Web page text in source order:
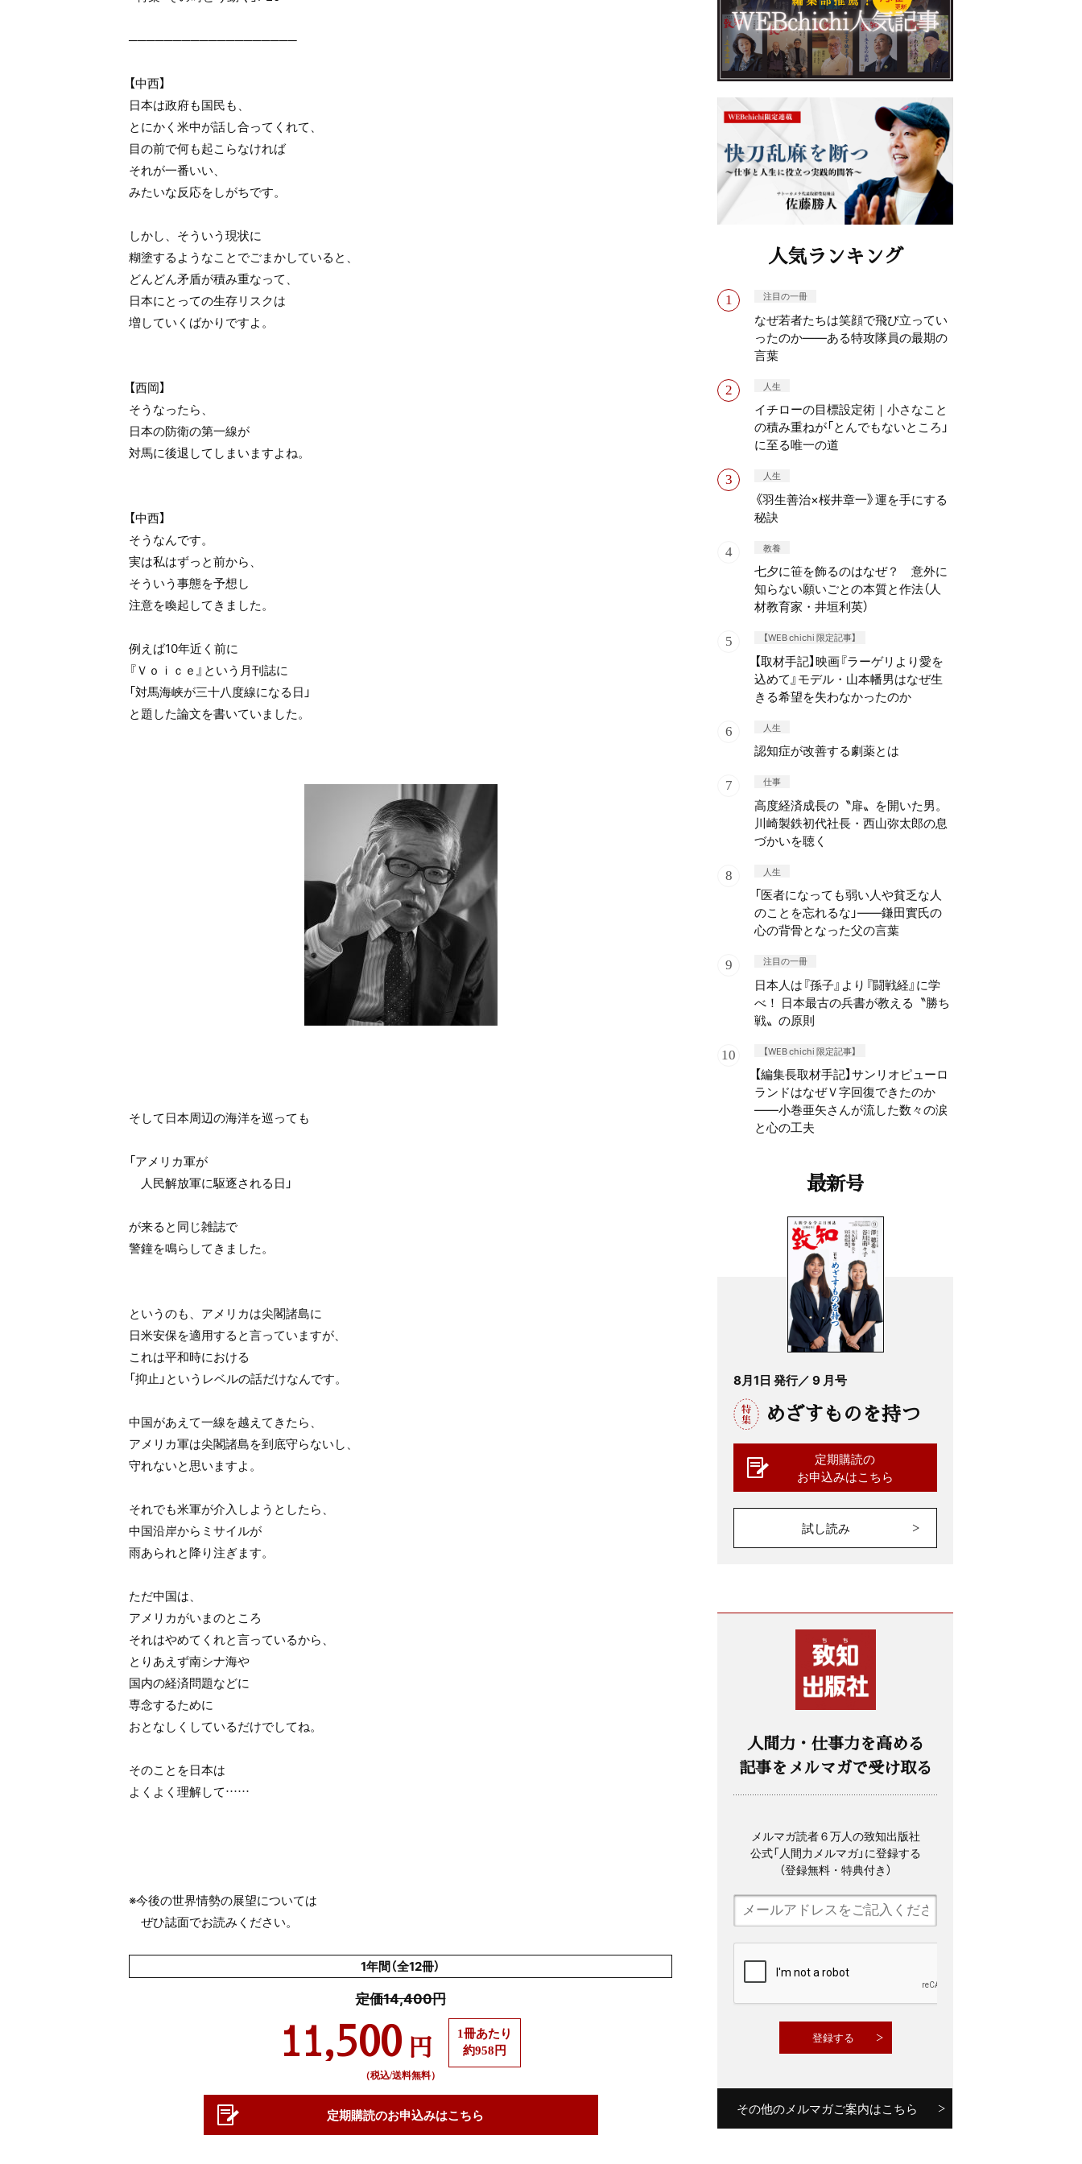
───────────────────
【中西】
日本は政府も国民も、
とにかく米中が話し合ってくれて、
目の前で何も起こらなければ
それが一番いい、
みたいな反応をしがちです。
しかし、そういう現状に
糊塗するようなことでごまかしていると、
どんどん矛盾が積み重なって、
日本にとっての生存リスクは
増していくばかりですよ。
【西岡】
そうなったら、
日本の防衛の第一線が
対馬に後退してしまいますよね。
【中西】
そうなんです。
実は私はずっと前から、
そういう事態を予想し
注意を喚起してきました。
例えば10年近く前に
『Ｖｏｉｃｅ』という月刊誌に
「対馬海峡が三十八度線になる日」
と題した論文を書いていました。
そして日本周辺の海洋を巡っても
「アメリカ軍が
人民解放軍に駆逐される日」
が来ると同じ雑誌で
警鐘を鳴らしてきました。
というのも、アメリカは尖閣諸島に
日米安保を適用すると言っていますが、
これは平和時における
「抑止」というレベルの話だけなんです。
中国があえて一線を越えてきたら、
アメリカ軍は尖閣諸島を到底守らないし、
守れないと思いますよ。
それでも米軍が介入しようとしたら、
中国沿岸からミサイルが
雨あられと降り注ぎます。
ただ中国は、
アメリカがいまのところ
それはやめてくれと言っているから、
とりあえず南シナ海や
国内の経済問題などに
専念するために
おとなしくしているだけでしてね。
そのことを日本は
よくよく理解して……
※今後の世界情勢の展望については
ぜひ誌面でお読みください。
1年間（全12冊）
定価14,400円
11,500 円
1冊あたり
約958円
（税込/送料無料）
定期購読のお申込みはこちら
人気ランキング
注目の一冊
なぜ若者たちは笑顔で飛び立ってい
ったのか——ある特攻隊員の最期の
言葉
人生
イチローの目標設定術｜小さなこと
の積み重ねが「とんでもないところ」
に至る唯一の道
人生
《羽生善治×桜井章一》運を手にする
秘訣
教養
七夕に笹を飾るのはなぜ？ 意外に
知らない願いごとの本質と作法（人
材教育家・井垣利英）
【WEB chichi 限定記事】
【取材手記】映画『ラーゲリより愛を
込めて』モデル・山本幡男はなぜ生
きる希望を失わなかったのか
人生
認知症が改善する劇薬とは
仕事
高度経済成長の〝扉〟を開いた男。
川崎製鉄初代社長・西山弥太郎の息
づかいを聴く
人生
「医者になっても弱い人や貧乏な人
のことを忘れるな」——鎌田實氏の
心の背骨となった父の言葉
注目の一冊
日本人は『孫子』より『闘戦経』に学
べ！ 日本最古の兵書が教える〝勝ち
戦〟の原則
【WEB chichi 限定記事】
【編集長取材手記】サンリオピューロ
ランドはなぜＶ字回復できたのか
——小巻亜矢さんが流した数々の涙
と心の工夫
最新号
8月1日 発行／ 9 月号
めざすものを持つ
定期購読の
お申込みはこちら
試し読み
人間力・仕事力を高める
記事をメルマガで受け取る
メルマガ読者６万人の致知出版社
公式「人間力メルマガ」に登録する
（登録無料・特典付き）
その他のメルマガご案内はこちら